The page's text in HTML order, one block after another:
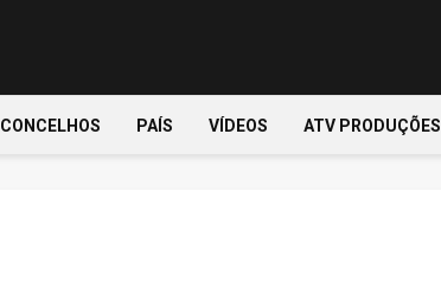
CONCELHOS PAÍS VÍDEOS ATV PRODUÇÕES